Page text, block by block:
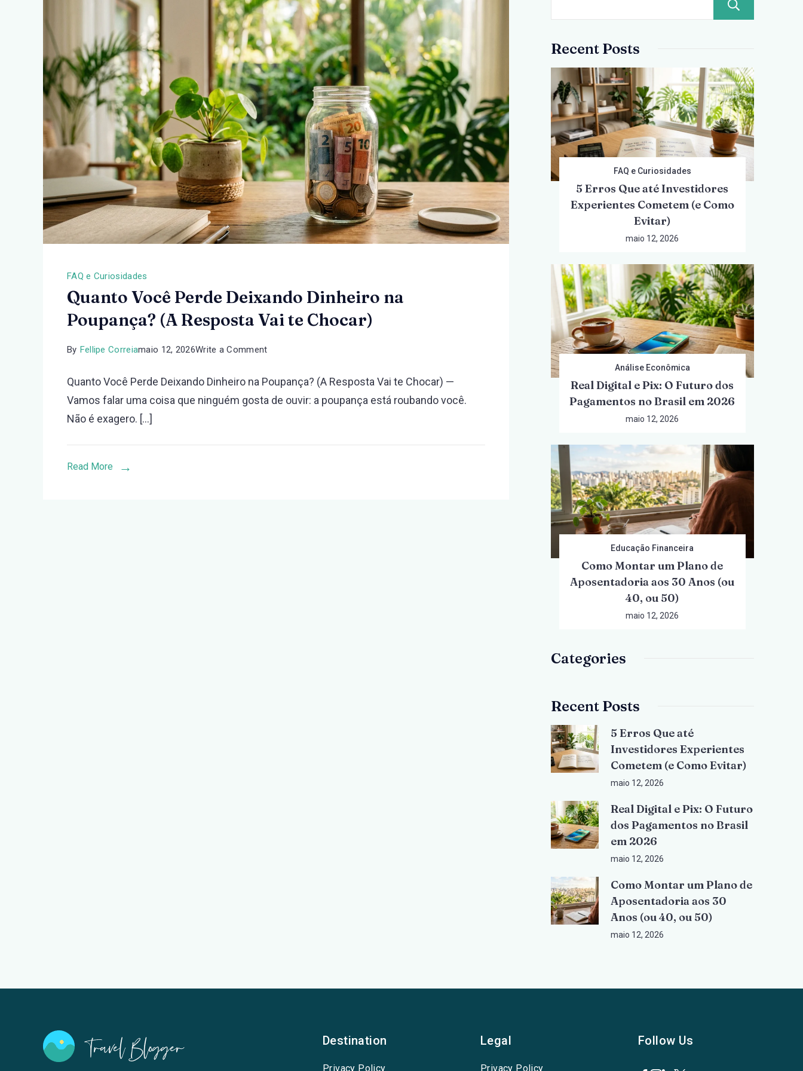
FAQ e Curiosidades
Quanto Você Perde Deixando Dinheiro na
Poupança? (A Resposta Vai te Chocar)
By Fellipe Correiamaio 12, 2026Write a Commenton
Você
Perde
Quanto Você Perde Deixando Dinheiro na Poupança? (A Resposta Vai te Chocar) —
Vamos falar uma coisa que ninguém gosta de ouvir: a poupança está roubando você.
Não é exagero. […]
Read More
Recent Posts
FAQ e Curiosidades
5 Erros Que até Investidores
Experientes Cometem (e Como
Evitar)
maio 12, 2026
Análise Econômica
Real Digital e Pix: O Futuro dos
Pagamentos no Brasil em 2026
maio 12, 2026
Educação Financeira
Como Montar um Plano de
Aposentadoria aos 30 Anos (ou
40, ou 50)
maio 12, 2026
Categories
Recent Posts
5 Erros Que até
Investidores Experientes
Cometem (e Como Evitar)
maio 12, 2026
Real Digital e Pix: O Futuro
dos Pagamentos no Brasil
em 2026
maio 12, 2026
Como Montar um Plano de
Aposentadoria aos 30
Anos (ou 40, ou 50)
maio 12, 2026
Destination
Privacy Policy
Legal
Privacy Policy
Follow Us